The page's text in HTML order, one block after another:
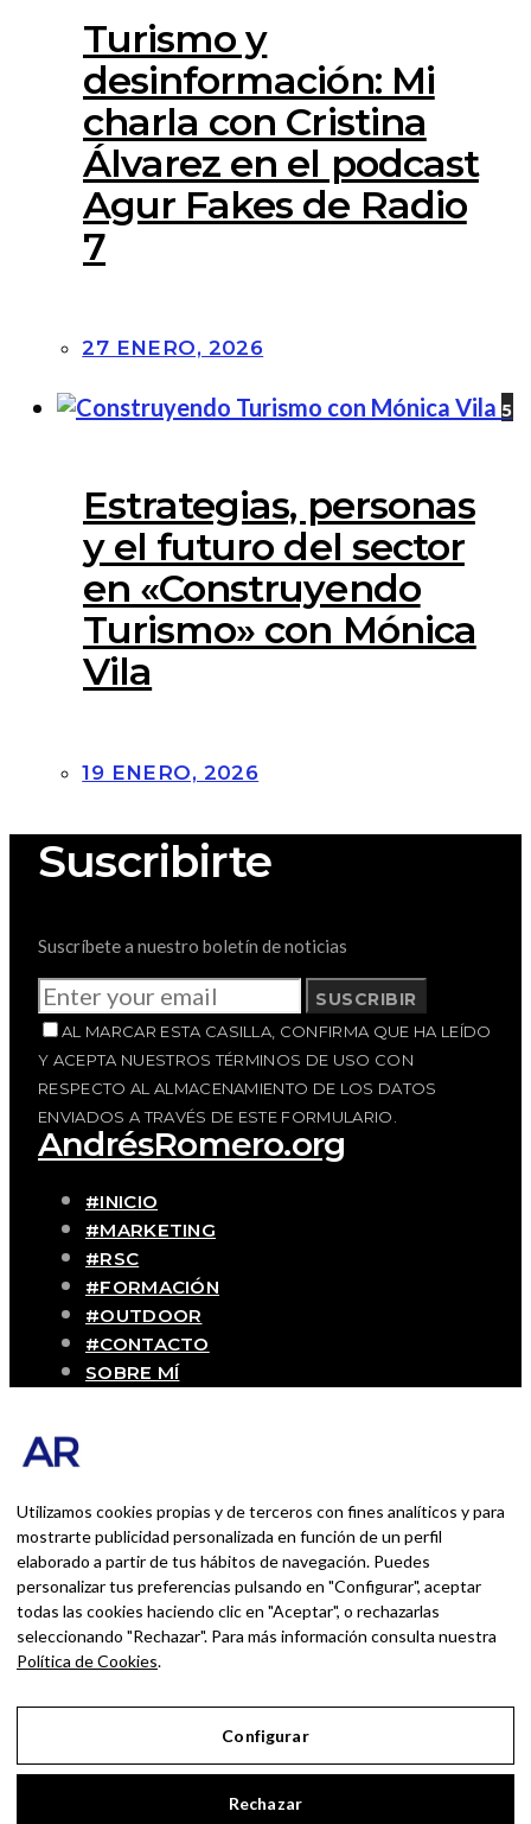
Turismo y
desinformación: Mi
charla con Cristina
Álvarez en el podcast
Agur Fakes de Radio
7
27 ENERO, 2026
5
Estrategias, personas
y el futuro del sector
en «Construyendo
Turismo» con Mónica
Vila
19 ENERO, 2026
Suscribirte
Suscríbete a nuestro boletín de noticias
SUSCRIBIR
AL MARCAR ESTA CASILLA, CONFIRMA QUE HA LEÍDO
Y ACEPTA NUESTROS TÉRMINOS DE USO CON
RESPECTO AL ALMACENAMIENTO DE LOS DATOS
ENVIADOS A TRAVÉS DE ESTE FORMULARIO.
AndrésRomero.org
#INICIO
#MARKETING
#RSC
#FORMACIÓN
#OUTDOOR
#CONTACTO
SOBRE MÍ
Romero. Experiencias personales y
con lo que hace cada día
BUSCAR POR:
BUSCAR
Ingresa las palabras de la búsqueda y presiona
Enter.
Utilizamos cookies propias y de terceros con fines analíticos y para
mostrarte publicidad personalizada en función de un perfil
elaborado a partir de tus hábitos de navegación. Puedes
personalizar tus preferencias pulsando en "Configurar", aceptar
todas las cookies haciendo clic en "Aceptar", o rechazarlas
seleccionando "Rechazar". Para más información consulta nuestra
Política de Cookies.
Configurar
Rechazar
Aviso Legal
Política de Privacidad